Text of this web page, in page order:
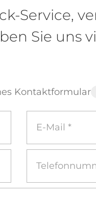
Service,
Sie uns
Kontaktformular